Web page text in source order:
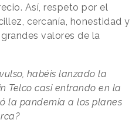
Así, respeto por el
cercanía, honestidad y
valores de la
habéis lanzado la
Telco casi entrando en la
la pandemia a los planes